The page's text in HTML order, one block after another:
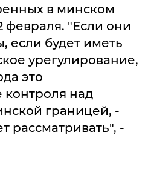
в минском
февраля. "Если они
если будет иметь
урегулирование,
это
контроля над
границей, -
рассматривать", -